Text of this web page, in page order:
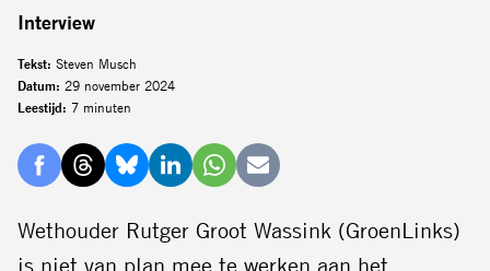
Interview
Tekst: Steven Musch
Datum: 29 november 2024
Leestijd: 7 minuten
Delen
Facebook
Delen
Threads
Delen
Bluesky
Delen
LinkedIn
Delen
Whatsapp
Delen
E-
Wethouder Rutger Groot Wassink (GroenLinks)
is niet van plan mee te werken aan het